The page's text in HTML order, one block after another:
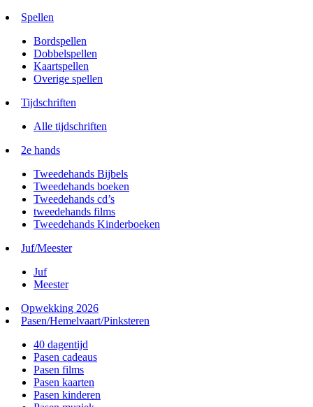
Spellen
Bordspellen
Dobbelspellen
Kaartspellen
Overige spellen
Tijdschriften
Alle tijdschriften
2e hands
Tweedehands Bijbels
Tweedehands boeken
Tweedehands cd’s
tweedehands films
Tweedehands Kinderboeken
Juf/Meester
Juf
Meester
Opwekking 2026
Pasen/Hemelvaart/Pinksteren
40 dagentijd
Pasen cadeaus
Pasen films
Pasen kaarten
Pasen kinderen